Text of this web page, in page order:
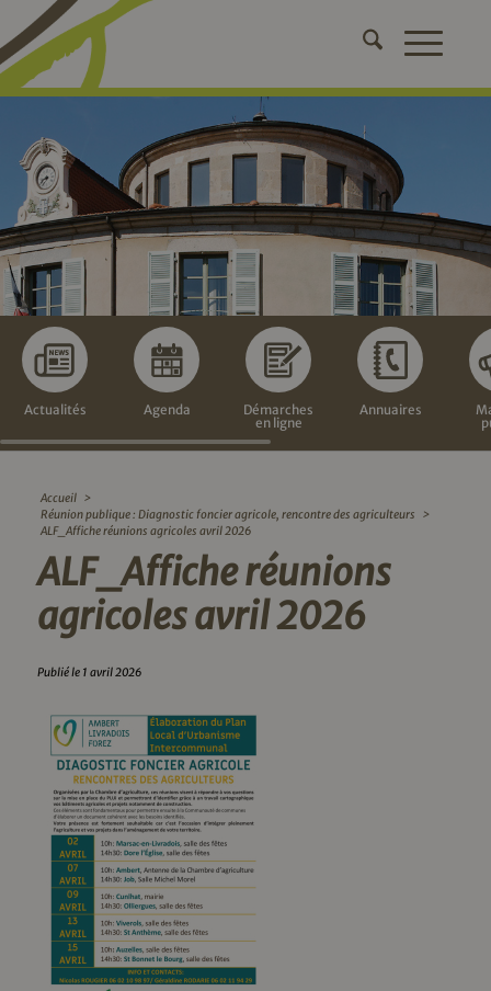
Actualités Agenda
Démarches
en ligne
Annuaires
Accueil >
Réunion publique : Diagnostic foncier agricole, rencontre des agriculteurs
>
ALF_Affiche réunions agricoles avril 2026
ALF_Affiche réunions
agricoles avril 2026
Publié le 1 avril 2026